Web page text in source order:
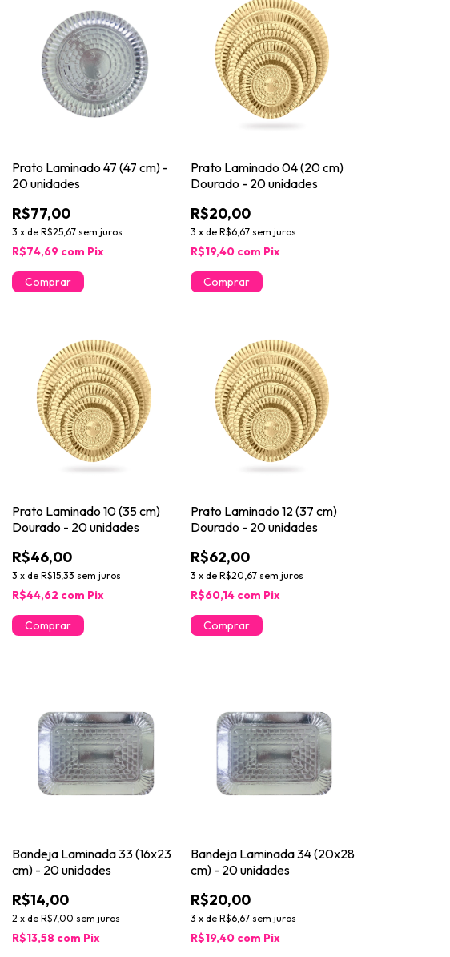
Prato Laminado 47 (47 cm) -
20 unidades
R$77,00
3 x deR$25,67 sem juros
R$74,69 com Pix
Prato Laminado 04 (20 cm)
Dourado - 20 unidades
R$20,00
3 x de R$6,67 sem juros
R$19,40 com Pix
Prato Laminado 10 (35 cm)
Dourado - 20 unidades
R$46,00
3 x deR$15,33 sem juros
R$44,62 com Pix
Prato Laminado 12 (37 cm)
Dourado - 20 unidades
R$62,00
3 x de R$20,67 sem juros
R$60,14 com Pix
Bandeja Laminada 33 (16x23
cm) - 20 unidades
R$14,00
2 x deR$7,00 sem juros
R$13,58 com Pix
Bandeja Laminada 34 (20x28
cm) - 20 unidades
R$20,00
3 x de R$6,67 sem juros
R$19,40 com Pix